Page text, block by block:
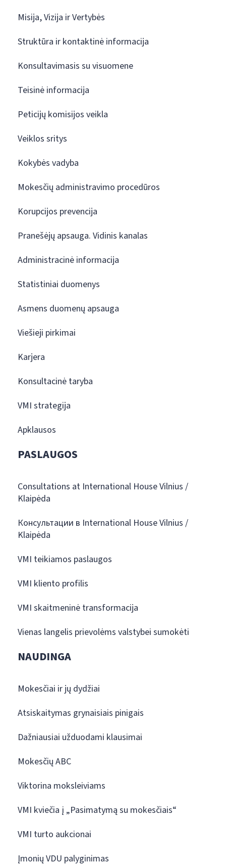
Misija, Vizija ir Vertybės
Struktūra ir kontaktinė informacija
Konsultavimasis su visuomene
Teisinė informacija
Peticijų komisijos veikla
Veiklos sritys
Kokybės vadyba
Mokesčių administravimo procedūros
Korupcijos prevencija
Pranešėjų apsauga. Vidinis kanalas
Administracinė informacija
Statistiniai duomenys
Asmens duomenų apsauga
Viešieji pirkimai
Karjera
Konsultacinė taryba
VMI strategija
Apklausos
PASLAUGOS
Consultations at International House Vilnius /
Klaipėda
Консультации в International House Vilnius /
Klaipėda
VMI teikiamos paslaugos
VMI kliento profilis
VMI skaitmeninė transformacija
Vienas langelis prievolėms valstybei sumokėti
NAUDINGA
Mokesčiai ir jų dydžiai
Atsiskaitymas grynaisiais pinigais
Dažniausiai užduodami klausimai
Mokesčių ABC
Viktorina moksleiviams
VMI kviečia į „Pasimatymą su mokesčiais“
VMI turto aukcionai
Įmonių VDU palyginimas